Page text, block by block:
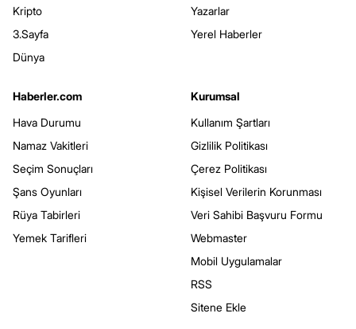
Kripto
3.Sayfa
Dünya
Yazarlar
Yerel Haberler
Haberler.com
Hava Durumu
Namaz Vakitleri
Seçim Sonuçları
Şans Oyunları
Rüya Tabirleri
Yemek Tarifleri
Kurumsal
Kullanım Şartları
Gizlilik Politikası
Çerez Politikası
Kişisel Verilerin Korunması
Veri Sahibi Başvuru Formu
Webmaster
Mobil Uygulamalar
RSS
Sitene Ekle